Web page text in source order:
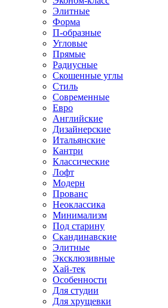
Элитные
Форма
П-образные
Угловые
Прямые
Радиусные
Скошенные углы
Стиль
Современные
Евро
Английские
Дизайнерские
Итальянские
Кантри
Классические
Лофт
Модерн
Прованс
Неоклассика
Минимализм
Под старину
Скандинавские
Элитные
Эксклюзивные
Хай-тек
Особенности
Для студии
Для хрущевки